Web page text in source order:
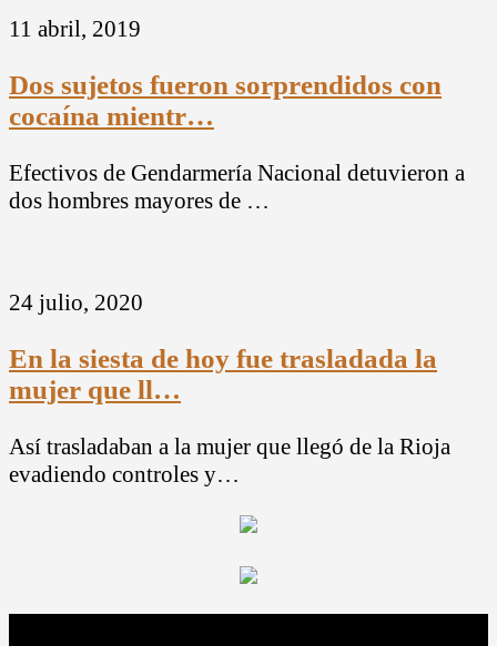
11 abril, 2019
Dos sujetos fueron sorprendidos con
cocaína mientr…
Efectivos de Gendarmería Nacional detuvieron a
dos hombres mayores de …
24 julio, 2020
En la siesta de hoy fue trasladada la
mujer que ll…
Así trasladaban a la mujer que llegó de la Rioja
evadiendo controles y…